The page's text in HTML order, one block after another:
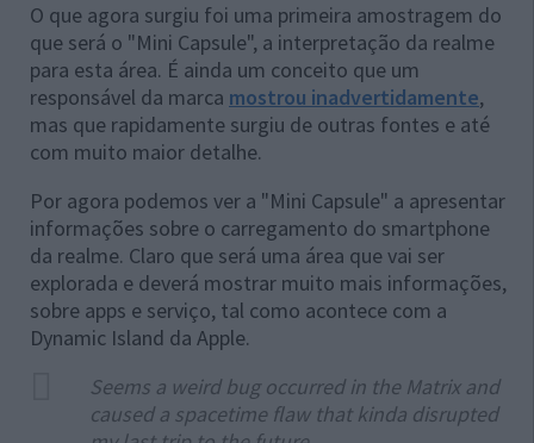
O que agora surgiu foi uma primeira amostragem do
que será o "Mini Capsule", a interpretação da realme
para esta área. É ainda um conceito que um
responsável da marca mostrou inadvertidamente,
mas que rapidamente surgiu de outras fontes e até
com muito maior detalhe.
Por agora podemos ver a "Mini Capsule" a apresentar
informações sobre o carregamento do smartphone
da realme. Claro que será uma área que vai ser
explorada e deverá mostrar muito mais informações,
sobre apps e serviço, tal como acontece com a
Dynamic Island da Apple.
Seems a weird bug occurred in the Matrix and
caused a spacetime flaw that kinda disrupted